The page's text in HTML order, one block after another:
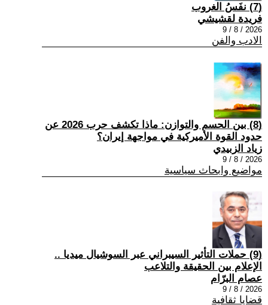
(7) نفَسُ الغروب
فريدة لقشيشي
2026 / 8 / 9
الادب والفن
(8) بين الحسم والتوازن: ماذا تكشف حرب 2026 عن
حدود القوة الأميركية في مواجهة إيران؟
زياد الزبيدي
2026 / 8 / 9
مواضيع وابحاث سياسية
(9) حملات التأثير السيبراني عبر السوشيال ميديا ..
الإعلام بين الحقيقة والتلاعب
عصام البرّام
2026 / 8 / 9
قضايا ثقافية